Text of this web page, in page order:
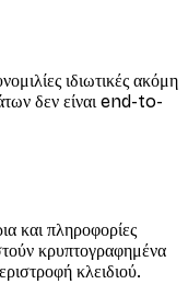
ιδιωτικές ακόμη
δεν είναι end-to-
και πληροφορίες
κρυπτογραφημένα
κλειδιού.